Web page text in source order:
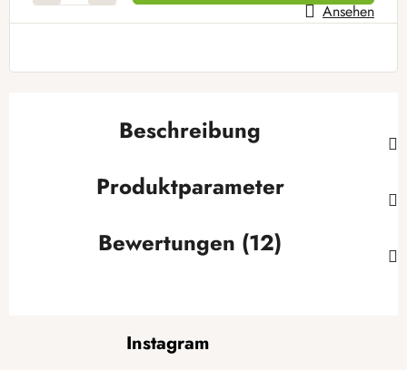
Ansehen
Beschreibung
Produktparameter
Bewertungen (12)
Instagram